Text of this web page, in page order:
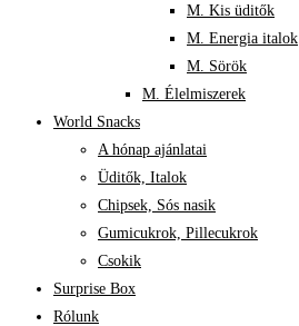
M. Kis üditők
M. Energia italok
M. Sörök
M. Élelmiszerek
World Snacks
A hónap ajánlatai
Üditők, Italok
Chipsek, Sós nasik
Gumicukrok, Pillecukrok
Csokik
Surprise Box
Rólunk